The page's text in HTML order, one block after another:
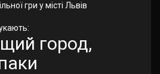
гри у місті Львів
город,